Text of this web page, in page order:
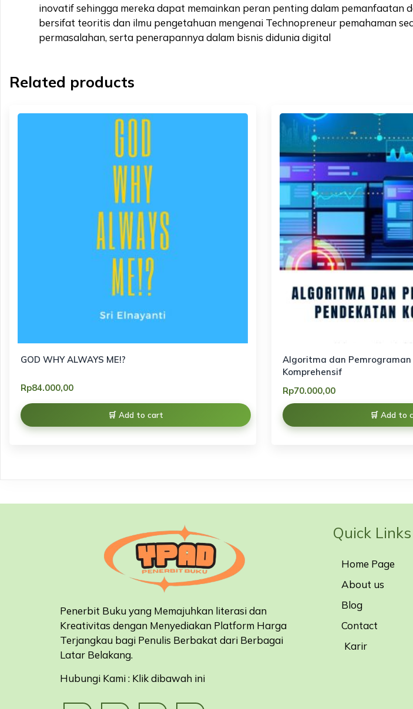
inovatif sehingga mereka dapat memainkan peran penting dalam
bersifat teoritis dan ilmu pengetahuan mengenai Technopreneur pemahaman
permasalahan, serta penerapannya dalam bisnis didunia digital
Related products
GOD WHY ALWAYS ME!?
Rp84.000,00
Add to cart
Algoritma dan
Komprehensif
Rp70.000,00
Add to
Penerbit Buku yang Memajuhkan literasi dan
Kreativitas dengan Menyediakan Platform Harga
Terjangkau bagi Penulis Berbakat dari Berbagai
Latar Belakang.
Hubungi Kami : Klik dibawah ini
Quick Links
Home Page
About us
Blog
Contact
Karir